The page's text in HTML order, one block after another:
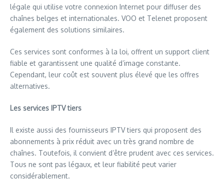
légale qui utilise votre connexion Internet pour diffuser des
chaînes belges et internationales. VOO et Telenet proposent
également des solutions similaires.
Ces services sont conformes à la loi, offrent un support client
fiable et garantissent une qualité d’image constante.
Cependant, leur coût est souvent plus élevé que les offres
alternatives.
Les services IPTV tiers
Il existe aussi des fournisseurs IPTV tiers qui proposent des
abonnements à prix réduit avec un très grand nombre de
chaînes. Toutefois, il convient d’être prudent avec ces services.
Tous ne sont pas légaux, et leur fiabilité peut varier
considérablement.